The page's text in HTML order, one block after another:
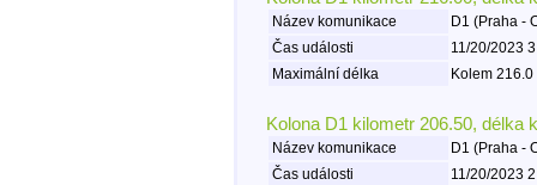
Název komunikace
D1 (Praha -
Čas události
11/20/2023
Maximální délka
Kolem
Kolona D1 kilometr 206.50, délka
Název komunikace
D1 (Praha -
Čas události
11/20/2023